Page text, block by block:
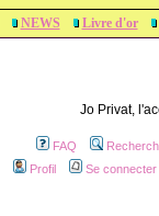
NEWS Livre d'or
Jo Privat,
FAQ
Profil
Se